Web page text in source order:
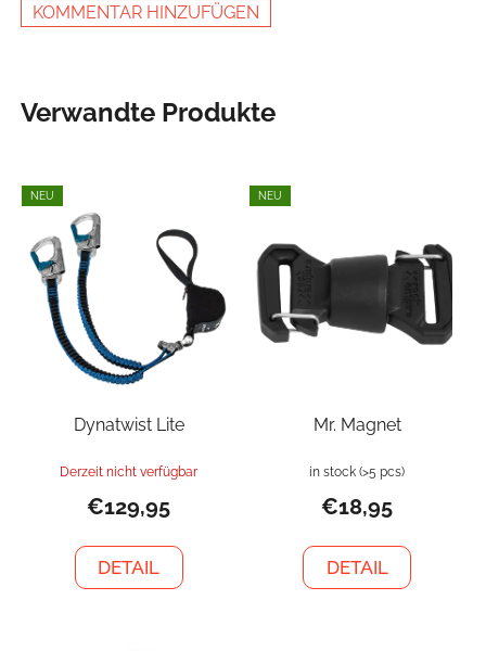
KOMMENTAR HINZUFÜGEN
Verwandte Produkte
NEU
Dynatwist Lite
Derzeit nicht verfügbar
€129,95
DETAIL
NEU
Mr. Magnet
in stock (>5 pcs)
€18,95
DETAIL